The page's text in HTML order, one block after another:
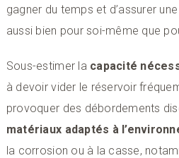
gagner du temps et d’assurer
aussi bien pour soi-même que
Sous-estimer la capacité
à devoir vider le réservoir
provoquer des débordements
matériaux adaptés à
la corrosion ou à la casse,